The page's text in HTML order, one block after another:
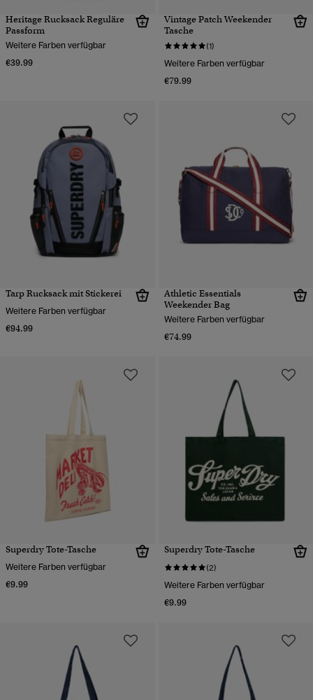
Heritage Rucksack Reguläre
Passform
Weitere Farben verfügbar
€39.99
Vintage Patch Weekender
Tasche
(1)
Weitere Farben verfügbar
€79.99
Tarp Rucksack mit Stickerei
Weitere Farben verfügbar
€94.99
Athletic Essentials
Weekender Bag
Weitere Farben verfügbar
€74.99
Superdry Tote-Tasche
Weitere Farben verfügbar
€9.99
Superdry Tote-Tasche
(2)
Weitere Farben verfügbar
€9.99